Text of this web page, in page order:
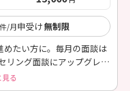
件/月申受け無制限
たい方に。毎月の面談は
リング面談にアップグレー
同行＆プロフィール添削
見る